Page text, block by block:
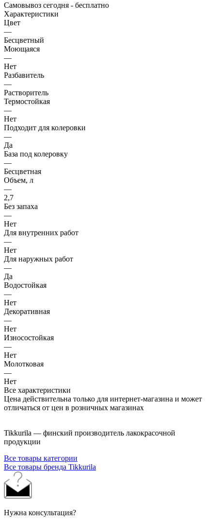
Самовывоз сегодня - бесплатно
Характеристики
Цвет
—
Бесцветный
Моющаяся
—
Нет
Разбавитель
—
Растворитель
Термостойкая
—
Нет
Подходит для колеровки
—
Да
База под колеровку
—
Бесцветная
Объем, л
—
2,7
Без запаха
—
Нет
Для внутренних работ
—
Нет
Для наружных работ
—
Да
Водостойкая
—
Нет
Декоративная
—
Нет
Износостойкая
—
Нет
Молотковая
—
Нет
Все характеристики
Цена действительна только для интернет-магазина и может
отличаться от цен в розничных магазинах
Tikkurila — финский производитель лакокрасочной
продукции
Все товары категории
Все товары бренда Tikkurila
Нужна консультация?